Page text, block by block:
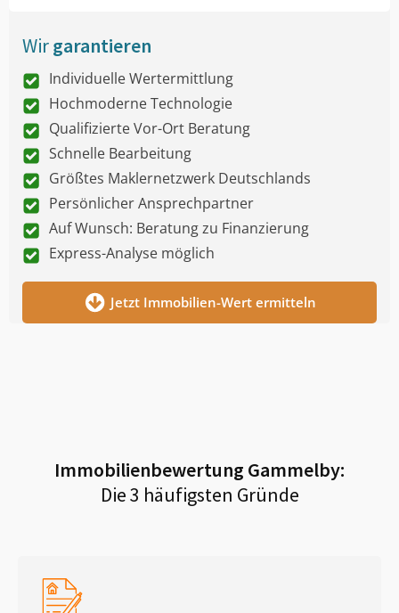
Wirgarantieren
Individuelle Wertermittlung
Hochmoderne Technologie
Qualifizierte Vor-Ort Beratung
Schnelle Bearbeitung
Größtes Maklernetzwerk Deutschlands
Persönlicher Ansprechpartner
Auf Wunsch: Beratung zu Finanzierung
Express-Analyse möglich
Jetzt Immobilien-Wert ermitteln
Immobilienbewertung Gammelby:
Die 3 häufigsten Gründe